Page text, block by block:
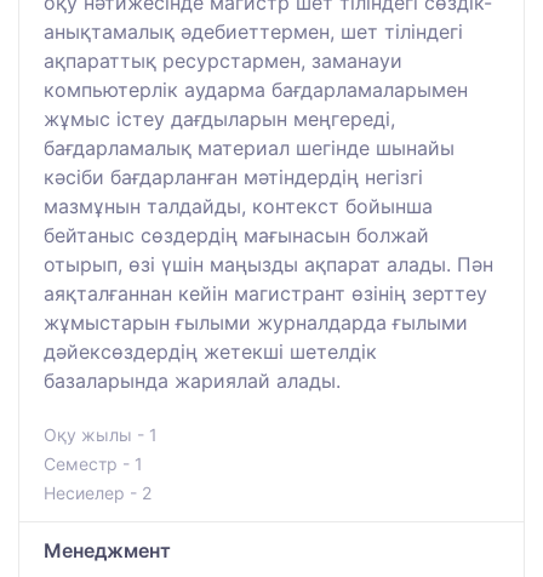
анықтамалық әдебиеттермен, шет тіліндегі
ақпараттық ресурстармен, заманауи
компьютерлік аударма бағдарламаларымен
жұмыс істеу дағдыларын меңгереді,
бағдарламалық материал шегінде шынайы
кәсіби бағдарланған мәтіндердің негізгі
мазмұнын талдайды, контекст бойынша
бейтаныс сөздердің мағынасын болжай
отырып, өзі үшін маңызды ақпарат алады. Пән
аяқталғаннан кейін магистрант өзінің зерттеу
жұмыстарын ғылыми журналдарда ғылыми
дәйексөздердің жетекші шетелдік
базаларында жариялай алады.
Оқу жылы - 1
Семестр - 1
Несиелер - 2
Менеджмент